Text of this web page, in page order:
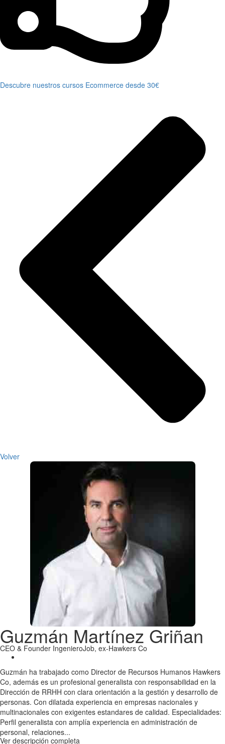
Descubre nuestros cursos Ecommerce desde 30€
Volver
Guzmán Martínez Griñan
CEO & Founder IngenieroJob, ex-Hawkers Co
Guzmán ha trabajado como Director de Recursos Humanos Hawkers
Co, además es un profesional generalista con responsabilidad en la
Dirección de RRHH con clara orientación a la gestión y desarrollo de
personas. Con dilatada experiencia en empresas nacionales y
multinacionales con exigentes estandares de calidad. Especialidades:
Perfil generalista con amplía experiencia en administración de
personal, relaciones...
Ver descripción completa